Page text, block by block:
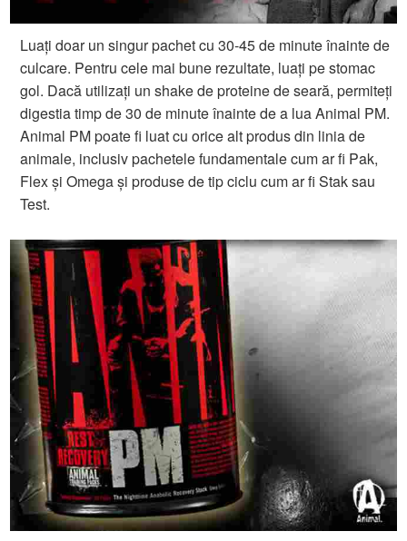
Luați doar un singur pachet cu 30-45 de minute înainte de
culcare. Pentru cele mai bune rezultate, luați pe stomac
gol. Dacă utilizați un shake de proteine de seară, permiteți
digestia timp de 30 de minute înainte de a lua Animal PM.
Animal PM poate fi luat cu orice alt produs din linia de
animale, inclusiv pachetele fundamentale cum ar fi Pak,
Flex și Omega și produse de tip ciclu cum ar fi Stak sau
Test.